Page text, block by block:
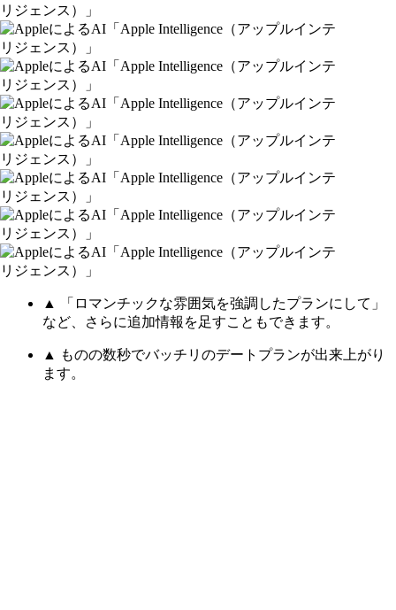
▲ 「ロマンチックな雰囲気を強調したプランにして」
など、さらに追加情報を足すこともできます。
▲ ものの数秒でバッチリのデートプランが出来上がり
ます。